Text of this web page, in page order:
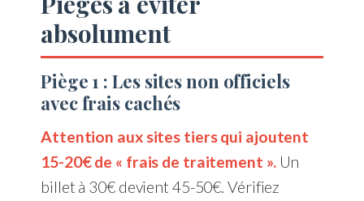
absolument
Piège 1 : Les sites non officiels
avec frais cachés
Attention aux sites tiers qui ajoutent
15-20€ de « frais de traitement ».Un
billet à 30€ devient 45-50€. Vérifiez